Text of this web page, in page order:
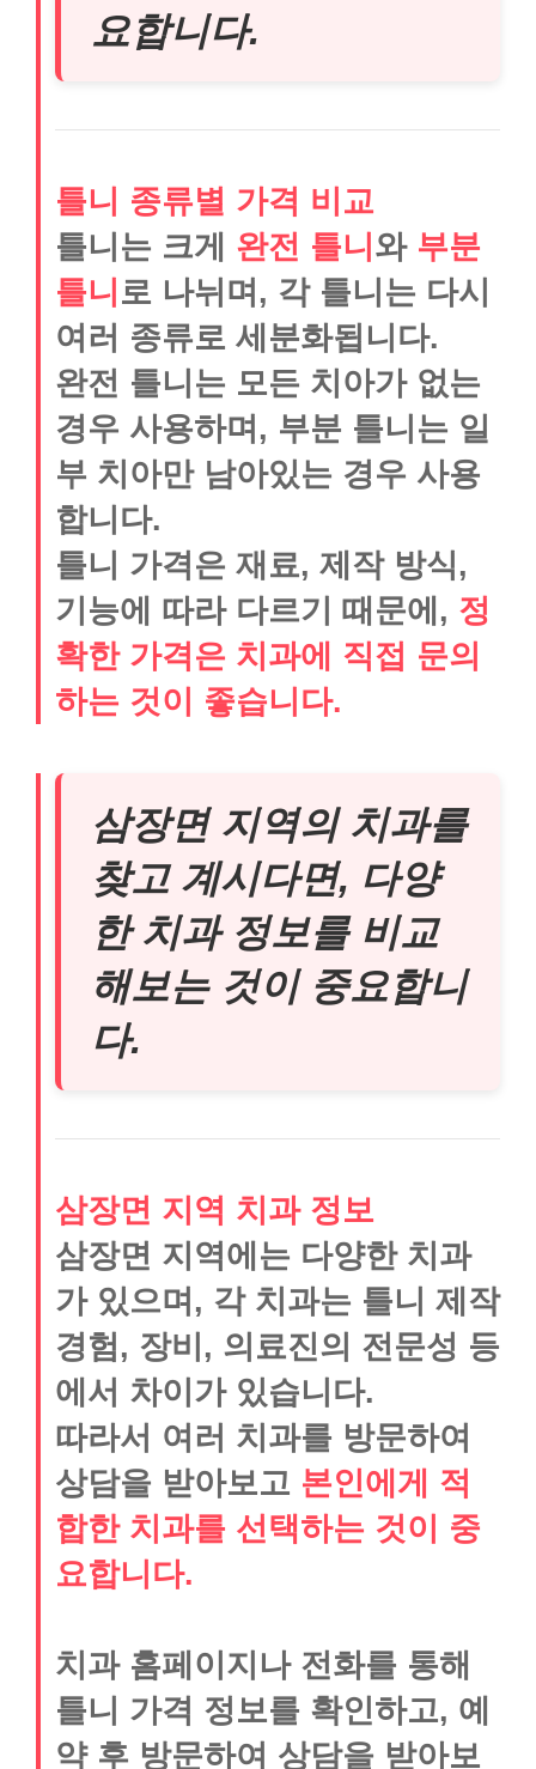
요합니다.
틀니 종류별 가격 비교
틀니는 크게 완전 틀니 와 부분
틀니 로 나뉘며, 각 틀니는 다시
여러 종류로 세분화됩니다.
완전 틀니는 모든 치아가 없는
경우 사용하며, 부분 틀니는 일
부 치아만 남아있는 경우 사용
합니다.
틀니 가격은 재료, 제작 방식,
기능에 따라 다르기 때문에, 정
확한 가격은 치과에 직접 문의
하는 것이 좋습니다.
삼장면 지역의 치과를
찾고 계시다면, 다양
한 치과 정보를 비교
해보는 것이 중요합니
다.
삼장면 지역 치과 정보
삼장면 지역에는 다양한 치과
가 있으며, 각 치과는 틀니 제작
경험, 장비, 의료진의 전문성 등
에서 차이가 있습니다.
따라서 여러 치과를 방문하여
상담을 받아보고 본인에게 적
합한 치과를 선택하는 것이 중
요합니다.
치과 홈페이지나 전화를 통해
틀니 가격 정보를 확인하고, 예
약 후 방문하여 상담을 받아보